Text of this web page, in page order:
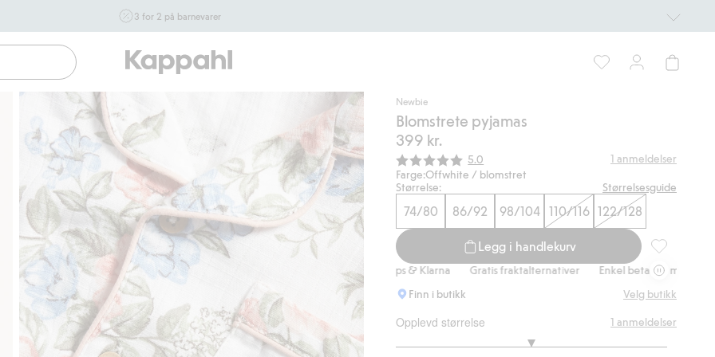
3 for 2 på barnevarer
inngår i tilbudet tom. 17/8 i butikk & online for deg som er
eller blir medlem. Kan ikke kombineres med andre tilbud
eller rabatter.
Handle nå Newbie
Blomstrete pyjamas
399 kr.
Gjennomsnittskarakter:
5.0 1 anmeldelser
Farge:Offwhite / blomstret
Størrelse:
Størrelsesguide
74/80 86/92 98/104 110/116 122/128
Legg i handlekurv
Gratis fraktalternativer Enkel betaling med Vipps & Klarna Gratis fraktalternativer
Enkel betaling med Vipps &
Finn i butikk
Velg butikk
Opplevd størrelse 1 anmeldelser